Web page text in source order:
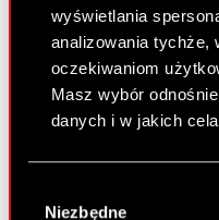
wyświetlania
analizowania tychże,
oczekiwaniom
Masz wybór
danych i w jakich
Gromadzić
zgody
Niezbędne
PDF
Karwowski
PDF
Kiciński
Nielubowicz
PDF